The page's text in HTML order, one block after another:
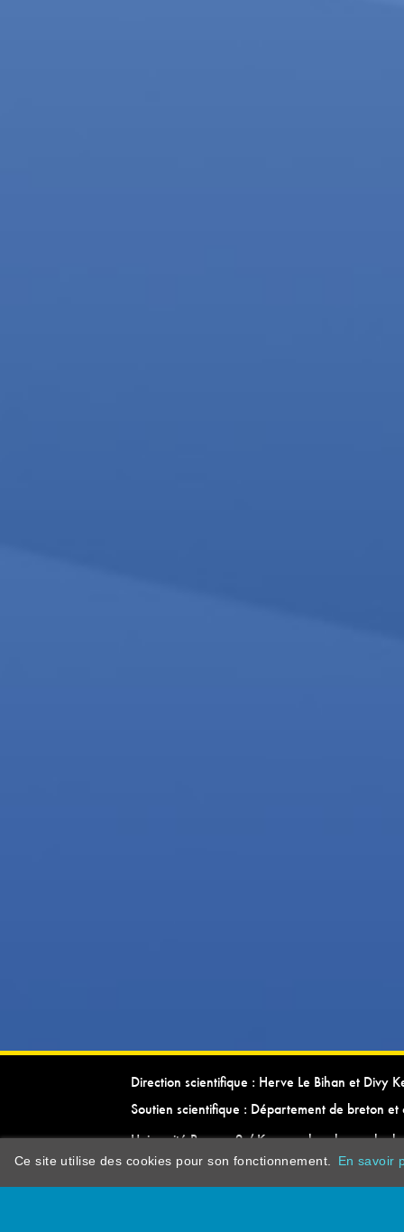
Direction scientifique : Herve Le Bihan et Divy
Soutien scientifique : Département de breton et
Université Rennes 2 / Kevrenn brezhoneg ha
Ce site utilise des cookies pour son fonctionnement. En savoir